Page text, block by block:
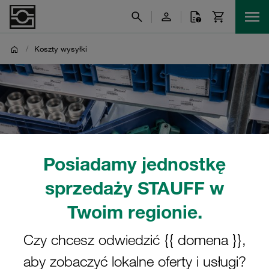
Posiadamy jednostkę
sprzedaży STAUFF w
Twoim regionie.
Czy chcesz odwiedzić {{ domena }},
aby zobaczyć lokalne oferty i usługi?
/ Koszty wysyłki